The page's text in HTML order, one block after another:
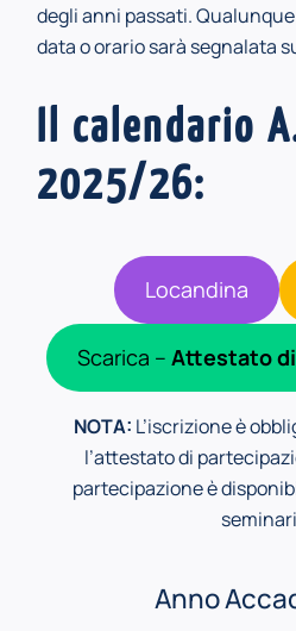
degli anni passati.
data o orario sarà segnalata
Il calendario
2025/26:
Locandina
Scarica – Attestato
NOTA: L’iscrizione è
l’attestato di
partecipazione è
Anno